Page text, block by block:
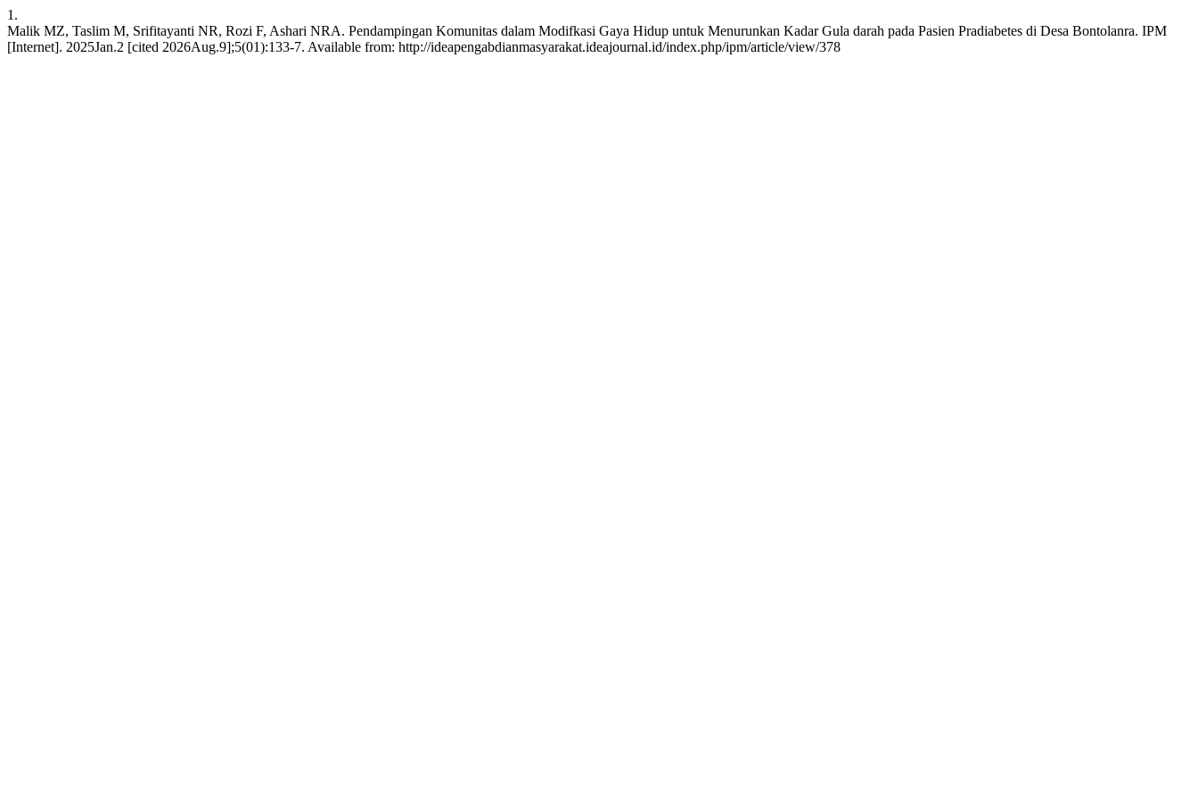
1.
Malik MZ, Taslim M, Srifitayanti NR, Rozi F, Ashari NRA. Pendampingan Komunitas dalam Modifkasi Gaya Hidup untuk Menurunkan Kadar Gula darah pada Pasien Pradiabetes di Desa Bontolanra. IPM
[Internet]. 2025Jan.2 [cited 2026Aug.9];5(01):133-7. Available from: http://ideapengabdianmasyarakat.ideajournal.id/index.php/ipm/article/view/378